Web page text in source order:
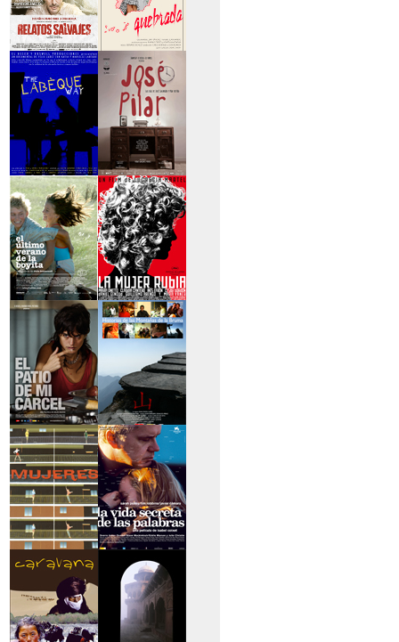
>Relatos Salvajes
>Con la pata
quebrada
>The Labèque Way >José y Pilar
>El último verano de
la boyita
>La mujer rubia
>El patio de mi
cárcel
>Historias de las
montañas
>Serie mujeres
>La vida secreta de
las palabras